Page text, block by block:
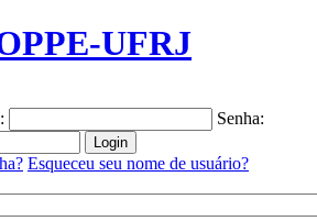
UFRJ
Senha:
Esqueceu seu nome de usuário?